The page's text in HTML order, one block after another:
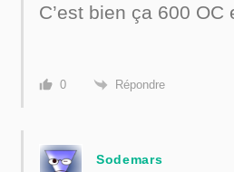
C’est bien ça 600
0 Répondre
Sodemars